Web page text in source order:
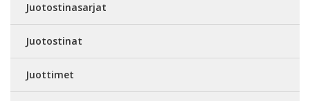
Juotostinasarjat
Juotostinat
Juottimet